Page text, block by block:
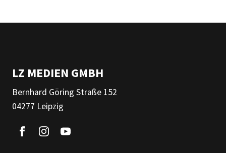
LZ MEDIEN GMBH
Bernhard Göring Straße 152
04277 Leipzig